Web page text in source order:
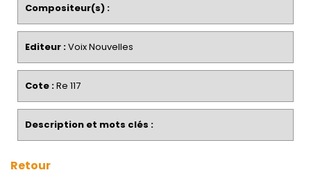
Compositeur(s) :
Editeur :Voix Nouvelles
Cote :Re 117
Description et mots clés :
Retour